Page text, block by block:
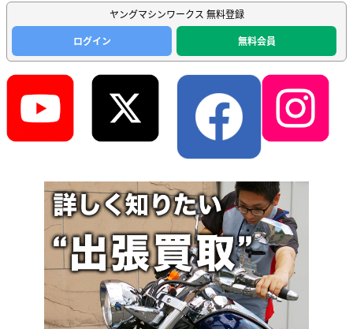
ヤングマシンワークス 無料登録
ログイン
無料会員